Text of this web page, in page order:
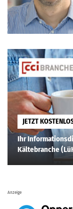
JETZT
Ihr
Kältebranche
Anzeige